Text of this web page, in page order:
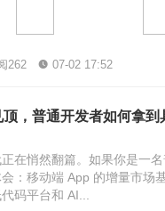
262 07-02 17:52
，普通开发者如何拿到
在悄然翻篇。如果你是一
：移动端 App 的增量市场
码平台和 AI...